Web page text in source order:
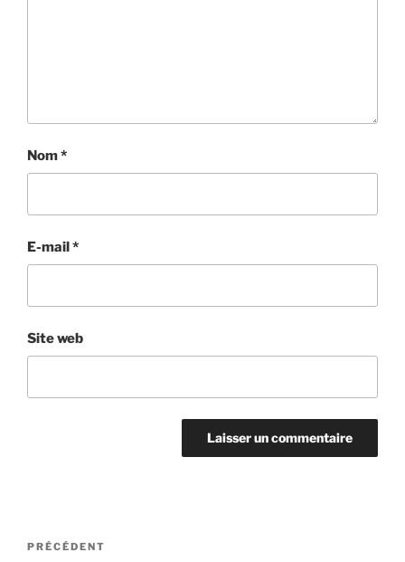
Nom*
E-mail*
Site web
Navigation
Article
PRÉCÉDENT